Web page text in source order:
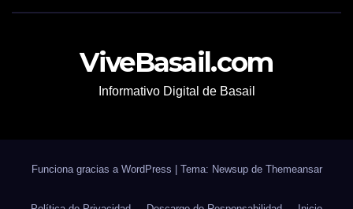
ViveBasail.com
Informativo Digital de Basail
Funciona gracias a WordPress Tema: Newsup de Themeansar